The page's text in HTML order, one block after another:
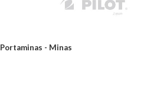
Portaminas - Minas